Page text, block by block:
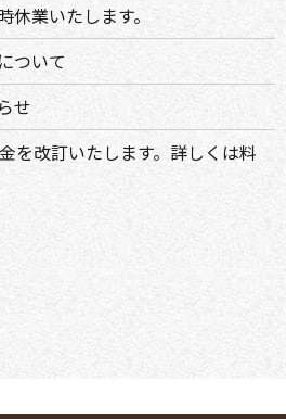
休業いたします。
ついて
せ
を改訂いたします。詳しくは料